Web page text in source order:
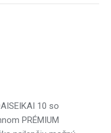
10 so
PRÉMIUM